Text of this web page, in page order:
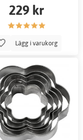
229 kr
Lägg i varukorg